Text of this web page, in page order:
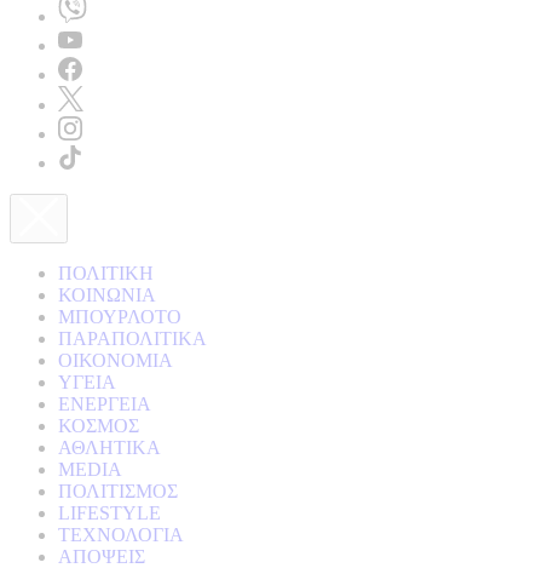
ΠΟΛΙΤΙΚΗ
ΚΟΙΝΩΝΙΑ
ΜΠΟΥΡΛΟΤΟ
ΠΑΡΑΠΟΛΙΤΙΚΑ
ΟΙΚΟΝΟΜΙΑ
ΥΓΕΙΑ
ΕΝΕΡΓΕΙΑ
ΚΟΣΜΟΣ
ΑΘΛΗΤΙΚΑ
MEDIA
ΠΟΛΙΤΙΣΜΟΣ
LIFESTYLE
ΤΕΧΝΟΛΟΓΙΑ
ΑΠΟΨΕΙΣ